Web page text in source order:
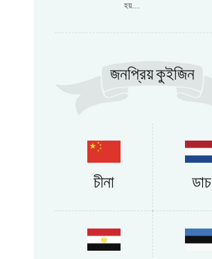
হয়…
জনপ্রিয় কুইজিন
চীনা ডাচ